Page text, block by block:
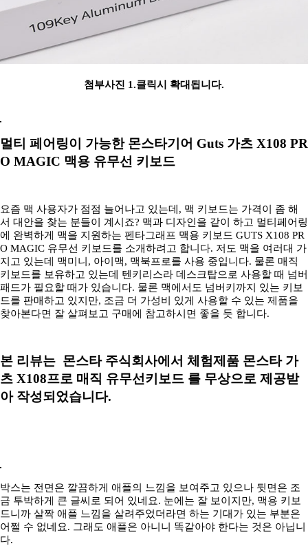
첨부사진 1.클릭시 확대됩니다.
멀티 페어링이 가능한 몬스타기어 Guts 가츠 X108 PR
O MAGIC 맥용 유무선 키보드
요즘 맥 사용자가 점점 늘어나고 있는데, 맥 키보드는 가격이 좀 해
서 대안을 찾는 분들이 계시죠? 맥과 디자인을 같이 하고 멀티페어링
에 완벽하게 맥을 지원하는 펜타그래프 맥용 키보드 GUTS X108 PR
O MAGIC 유무선 키보드를 소개하려고 합니다. 저도 맥을 여러대 가
지고 있는데 맥미니, 아이맥, 맥북프로를 사용 중입니다. 물론 매직
키보드를 보유하고 있는데 텐키리스라 데스크탑으로 사용할 때 넘버
패드가 필요할 때가 있습니다. 물론 맥에서도 넘버키까지 있는 키보
드를 판매하고 있지만, 조금 더 가성비 있게 사용할 수 있는 제품을
찾아본다면 잘 살펴보고 구매에 참고하시면 좋을 듯 합니다.
본 리뷰는 몬스타 주식회사에서 체험제품 몬스타 가
츠 X108프로 매직 유무선키보드 를 무상으로 제공받
아 작성되었습니다.
박스는 전면은 깔끔하게 애플의 느낌을 보여주고 있으나 뒷면은 조
금 투박하게 큰 글씨로 되어 있네요. 눈에는 잘 보이지만, 맥용 키보
드니까 살짝 애플 느낌을 살려주었더라면 하는 기대가 있는 부분은
어쩔 수 없네요. 그래도 애플은 아니니 똑같아야 한다는 것은 아닙니
다.